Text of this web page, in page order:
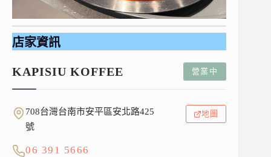
店家資訊
KAPISIU KOFFEE 營業中
708台灣台南市安平區安北路425
號
地圖
06 391 5666